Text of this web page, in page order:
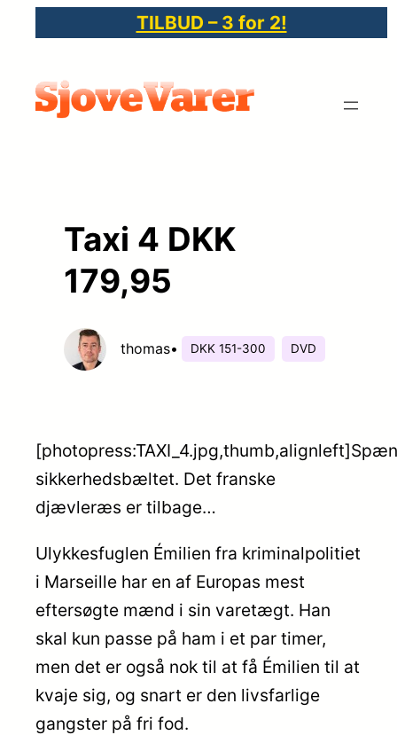
indhold
TILBUD – 3 for 2!
Taxi 4 DKK
179,95
thomas• DKK 151-300 DVD
sikkerhedsbæltet. Det franske
djævleræs er tilbage…
Ulykkesfuglen Émilien fra kriminalpolitiet
i Marseille har en af Europas mest
eftersøgte mænd i sin varetægt. Han
skal kun passe på ham i et par timer,
men det er også nok til at få Émilien til at
kvaje sig, og snart er den livsfarlige
gangster på fri fod.